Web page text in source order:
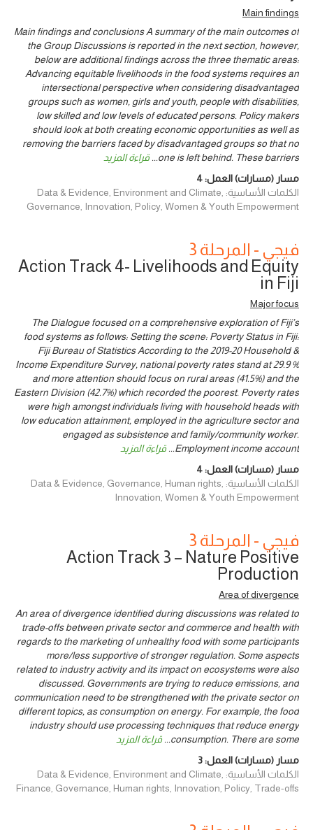
Main findings
Main findings and conclusions A summary of the main outcomes of
the Group Discussions is reported in the next section, however,
below are additional findings across the three thematic areas:
Advancing equitable livelihoods in the food systems requires an
intersectional perspective when considering disadvantaged
groups such as women, girls and youth, people with disabilities,
low skilled and low levels of educated persons. Policy makers
should look at both creating economic opportunities as well as
removing the barriers faced by disadvantaged groups so that no
one is left behind. These barriers
... قراءة المزيد
مسار (مسارات) العمل:4
الكلمات الأساسية: Data & Evidence, Environment and Climate,
Governance, Innovation, Policy, Women & Youth Empowerment
فيجي - المرحلة 3
Action Track 4- Livelihoods and Equity
in Fiji
Major focus
The Dialogue focused on a comprehensive exploration of Fiji’s
food systems as follows: Setting the scene: Poverty Status in Fiji:
Fiji Bureau of Statistics According to the 2019-20 Household &
Income Expenditure Survey, national poverty rates stand at 29.9 %
and more attention should focus on rural areas (41.5%) and the
Eastern Division (42.7%) which recorded the poorest. Poverty rates
were high amongst individuals living with household heads with
low education attainment, employed in the agriculture sector and
engaged as subsistence and family/community worker.
Employment income account
... قراءة المزيد
مسار (مسارات) العمل:4
الكلمات الأساسية: Data & Evidence, Governance, Human rights,
Innovation, Women & Youth Empowerment
فيجي - المرحلة 3
Action Track 3 – Nature Positive
Production
Area of divergence
An area of divergence identified during discussions was related to
trade-offs between private sector and commerce and health with
regards to the marketing of unhealthy food with some participants
more/less supportive of stronger regulation. Some aspects
related to industry activity and its impact on ecosystems were also
discussed. Governments are trying to reduce emissions, and
communication need to be strengthened with the private sector on
different topics, as consumption on energy. For example, the food
industry should use processing techniques that reduce energy
consumption. There are some
... قراءة المزيد
مسار (مسارات) العمل:3
الكلمات الأساسية: Data & Evidence, Environment and Climate,
Finance, Governance, Human rights, Innovation, Policy, Trade-offs